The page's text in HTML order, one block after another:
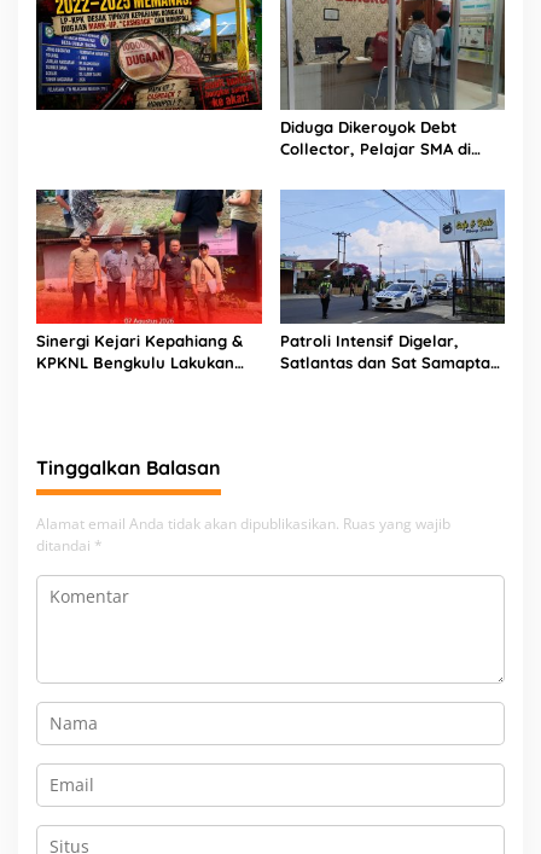
Diduga Dikeroyok Debt
Collector, Pelajar SMA di
Hukum
Sinergi Kejari Kepahiang &
KPKNL Bengkulu Lakukan
Patroli Intensif Digelar,
Satlantas dan Sat Samapta
Tinggalkan Balasan
Alamat email Anda tidak akan dipublikasikan. Ruas yang wajib
ditandai *